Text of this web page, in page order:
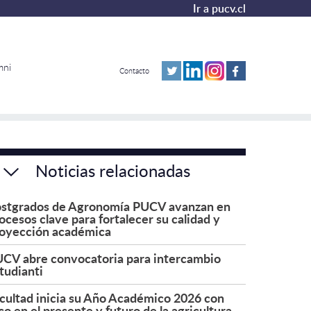
Ir a pucv.cl
Contacto
Noticias relacionadas
de Agronomía PUCV avanzan en
clave para fortalecer su calidad y
académica
abre convocatoria para intercambio
inicia su Año Académico 2026 con